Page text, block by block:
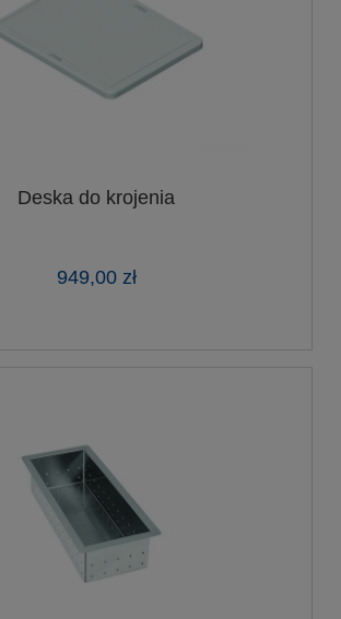
Deska do krojenia
949,00 zł